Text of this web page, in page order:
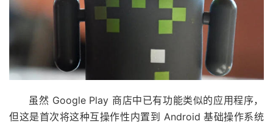
虽然 Google Play 商店中已有功能类似的应用程序，
但这是首次将这种互操作性内置到 Android 基础操作系统